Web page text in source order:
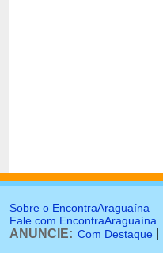
Sobre o EncontraAraguaína
Fale com EncontraAraguaína
ANUNCIE: Com Destaque